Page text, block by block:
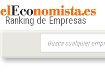
Ranking de Empresas